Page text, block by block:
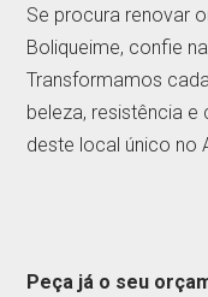
Se procura renovar
Boliqueime, confie na
Transformamos
beleza, resistência e
deste local único no
Peça já o seu